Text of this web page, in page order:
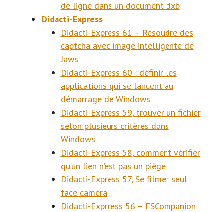
de ligne dans un document dxb
Didacti-Express
Didacti-Express 61 – Résoudre des
captcha avec image intelligente de
Jaws
Didacti-Express 60 : définir les
applications qui se lancent au
démarrage de Windows
Didacti-Express 59, trouver un fichier
selon plusieurs critères dans
Windows
Didacti-Express 58, comment vérifier
qu’un lien n’est pas un piège
Didacti-Express 57, Se filmer seul
face caméra
Didacti-Exprress 56 – FSCompanion